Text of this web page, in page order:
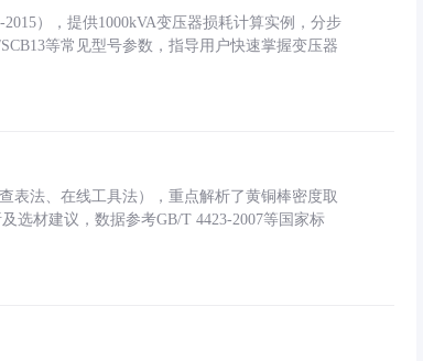
），提供1000kVA变压器损耗计算实例，分步
等常见型号参数，指导用户快速掌握变压器
表法、在线工具法），重点解析了黄铜棒密度取
选材建议，数据参考GB/T 4423-2007等国家标